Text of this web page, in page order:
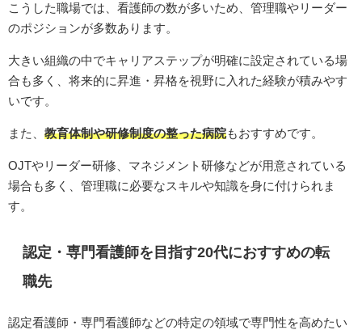
こうした職場では、看護師の数が多いため、管理職やリーダー
のポジションが多数あります。
大きい組織の中でキャリアステップが明確に設定されている場
合も多く、将来的に昇進・昇格を視野に入れた経験が積みやす
いです。
また、 教育体制や研修制度の整った病院もおすすめです。
OJTやリーダー研修、マネジメント研修などが用意されている
場合も多く、管理職に必要なスキルや知識を身に付けられま
す。
認定・専門看護師を目指す20代におすすめの転
職先
認定看護師・専門看護師などの特定の領域で専門性を高めたい